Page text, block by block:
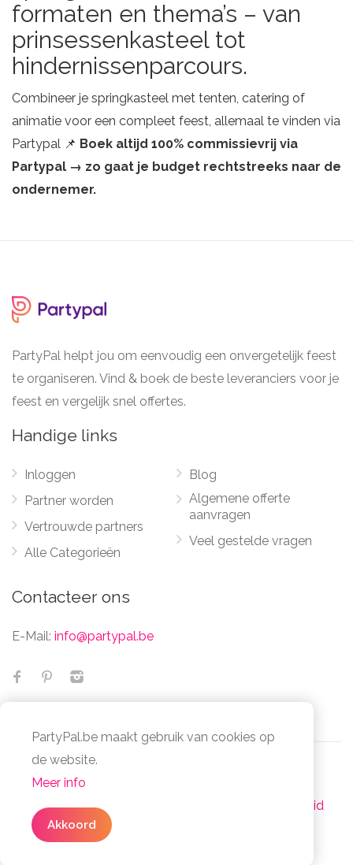
formaten en thema’s – van
prinsessenkasteel tot
hindernissenparcours.
Combineer je springkasteel met tenten, catering of
animatie voor een compleet feest, allemaal te vinden via
Partypal 📌 Boek altijd 100% commissievrij via
Partypal → zo gaat je budget rechtstreeks naar de
ondernemer.
PartyPal helpt jou om eenvoudig een onvergetelijk feest
te organiseren. Vind & boek de beste leveranciers voor je
feest en vergelijk snel offertes.
Handige links
Inloggen
Partner worden
Vertrouwde partners
Alle Categorieën
Blog
Algemene offerte
aanvragen
Veel gestelde vragen
Contacteer ons
E-Mail: info@partypal.be
© Partypal 2026 Alle Rechten Voorbehouden -
Algemene voorwaarden
Privacy- en cookiebeleid
PartyPal.be maakt gebruik van cookies op
de website.
Meer info
Akkoord